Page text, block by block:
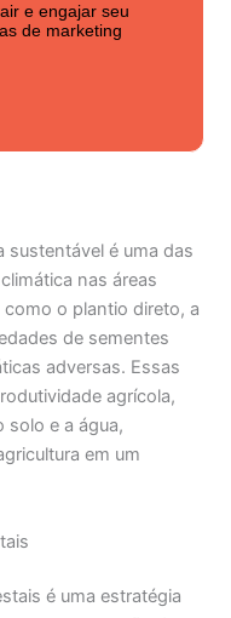
e engajar seu
de marketing
sustentável é uma das
nas áreas
o plantio direto, a
de sementes
adversas. Essas
agrícola,
solo e a água,
em um
é uma estratégia